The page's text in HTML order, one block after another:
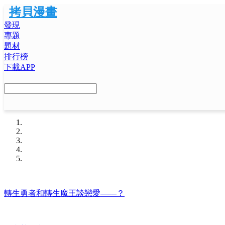
拷貝漫畫
發現
專題
題材
排行榜
下載APP
轉生勇者和轉生魔王談戀愛——？